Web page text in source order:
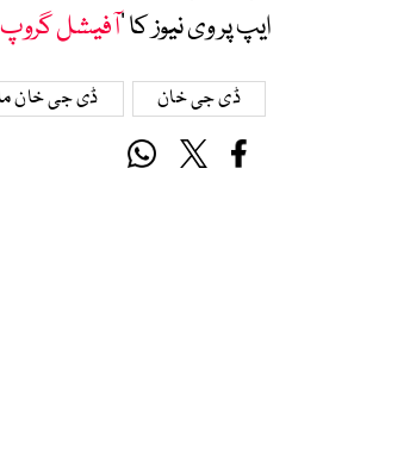
ایپ پر وی نیوز کا ’آفیشل گروپ
ڈی جی خان ڈی جی خان